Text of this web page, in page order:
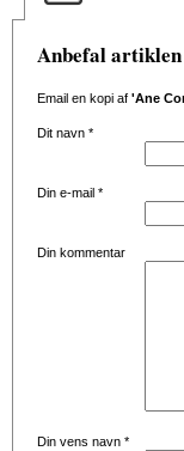
Anbefal
Email en kopi af 'Ane
Dit navn *
Din e-mail *
Din kommentar
Din vens navn *